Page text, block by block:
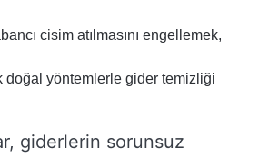
cisim atılmasını engellemek,
doğal yöntemlerle gider temizliği
giderlerin sorunsuz